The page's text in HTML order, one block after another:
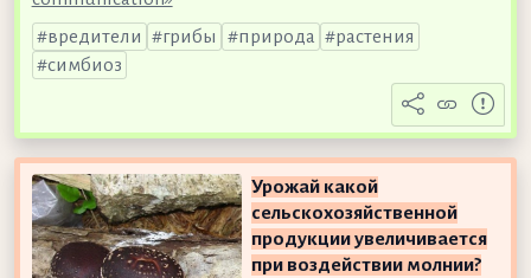
вредители
грибы природа
растения
симбиоз
Урожай какой
сельскохозяйственной
продукции увеличивается
при воздействии молнии?